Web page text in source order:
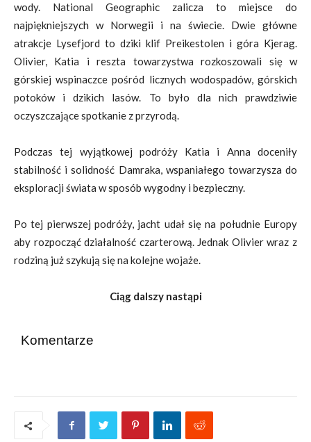
wody. National Geographic zalicza to miejsce do
najpiękniejszych w Norwegii i na świecie. Dwie główne
atrakcje Lysefjord to dziki klif Preikestolen i góra Kjerag.
Olivier, Katia i reszta towarzystwa rozkoszowali się w
górskiej wspinaczce pośród licznych wodospadów, górskich
potoków i dzikich lasów. To było dla nich prawdziwie
oczyszczające spotkanie z przyrodą.
Podczas tej wyjątkowej podróży Katia i Anna doceniły
stabilność i solidność Damraka, wspaniałego towarzysza do
eksploracji świata w sposób wygodny i bezpieczny.
Po tej pierwszej podróży, jacht udał się na południe Europy
aby rozpocząć działalność czarterową. Jednak Olivier wraz z
rodziną już szykują się na kolejne wojaże.
Ciąg dalszy nastąpi
Komentarze